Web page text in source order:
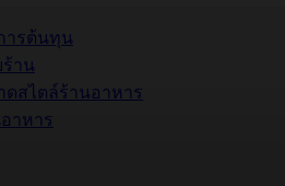
ารต้นทุน
าน
ดสไตล์ร้านอาหาร
าหาร